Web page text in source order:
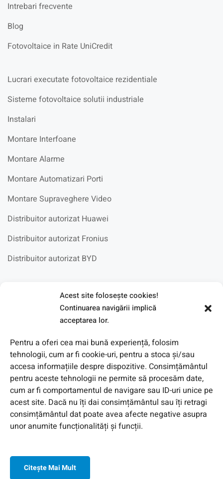
Acest site foloseşte cookies!
Continuarea navigării implică
acceptarea lor.
Pentru a oferi cea mai bună experiență, folosim
tehnologii, cum ar fi cookie-uri, pentru a stoca și/sau
accesa informațiile despre dispozitive. Consimțământul
pentru aceste tehnologii ne permite să procesăm date,
cum ar fi comportamentul de navigare sau ID-uri unice pe
acest site. Dacă nu îți dai consimțământul sau îți retragi
consimțământul dat poate avea afecte negative asupra
unor anumite funcționalități și funcții.
Citeşte Mai Mult
Intrebari frecvente
Blog
Fotovoltaice in Rate UniCredit
Lucrari executate fotovoltaice rezidentiale
Sisteme fotovoltaice solutii industriale
Instalari
Montare Interfoane
Montare Alarme
Montare Automatizari Porti
Montare Supraveghere Video
Distribuitor autorizat Huawei
Distribuitor autorizat Fronius
Distribuitor autorizat BYD
Fotovoltaice in scoli
© 2026 Toate Drepturile Rezervate de Genway Romania